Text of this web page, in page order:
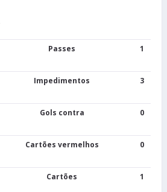
Passes 1
Impedimentos 3
Gols contra 0
Cartões vermelhos 0
Cartões 1